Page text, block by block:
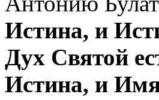
Истина, и
Дух Святой
Истина, и